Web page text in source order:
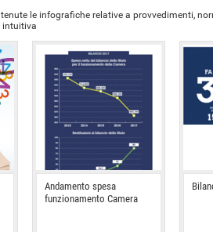
le infografiche relative a provvedimenti,
intuitiva
Andamento spesa
funzionamento Camera